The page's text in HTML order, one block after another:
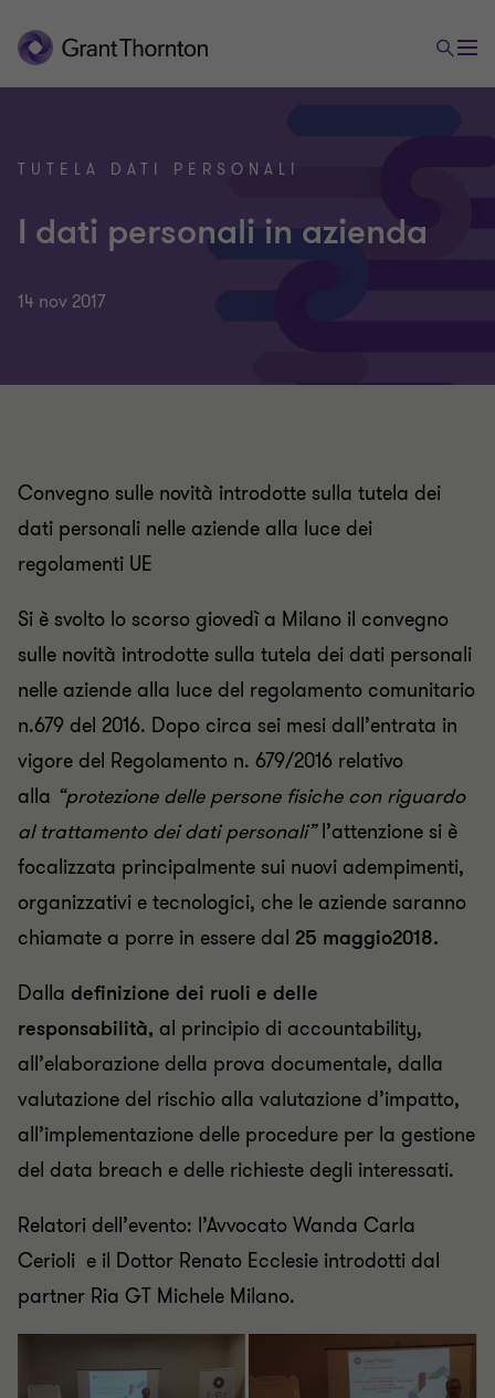
TUTELA DATI PERSONALI
I dati personali in azienda
14 nov 2017
Convegno sulle novità introdotte sulla tutela dei
dati personali nelle aziende alla luce dei
regolamenti UE
Si è svolto lo scorso giovedì a Milano il convegno
sulle novità introdotte sulla tutela dei dati personali
nelle aziende alla luce del regolamento comunitario
n.679 del 2016. Dopo circa sei mesi dall’entrata in
vigore del Regolamento n. 679/2016 relativo
alla “protezione delle persone fisiche con riguardo
al trattamento dei dati personali”l’attenzione si è
focalizzata principalmente sui nuovi adempimenti,
organizzativi e tecnologici, che le aziende saranno
chiamate a porre in essere dal 25 maggio2018.
Dalla definizione dei ruoli e delle
responsabilità, al principio di accountability,
all’elaborazione della prova documentale, dalla
valutazione del rischio alla valutazione d’impatto,
all’implementazione delle procedure per la gestione
del data breach e delle richieste degli interessati.
Relatori dell’evento: l’Avvocato Wanda Carla
Cerioli e il Dottor Renato Ecclesie introdotti dal
partner Ria GT Michele Milano.